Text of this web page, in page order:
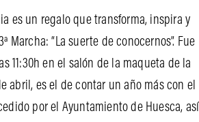
es un regalo que transforma, inspira y
Marcha: “La suerte de conocernos”. Fue
11:30h en el salón de la maqueta de la
abril, es el de contar un año más con el
por el Ayuntamiento de Huesca, así